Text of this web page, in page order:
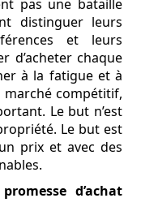
pas une bataille
distinguer leurs
et leurs
d’acheter chaque
à la fatigue et à
marché compétitif,
Le but n’est
Le but est
prix et avec des
d’achat